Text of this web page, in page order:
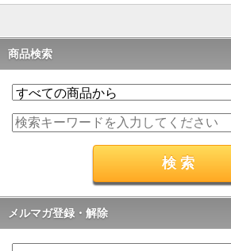
商品検索
メルマガ登録・解除